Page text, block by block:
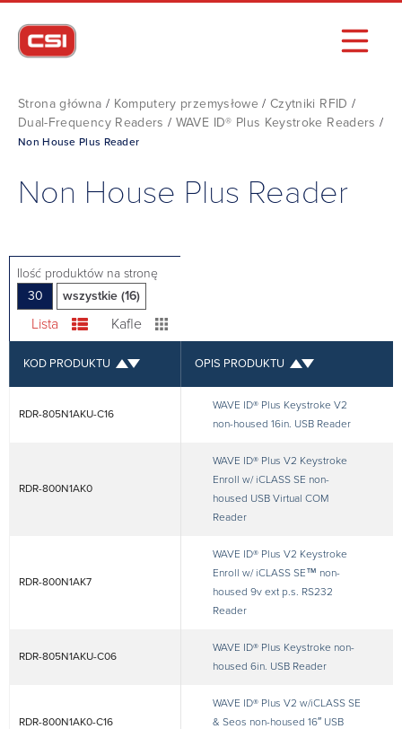
Strona główna / Komputery przemysłowe /Czytniki RFID /
Dual-Frequency Readers / WAVE ID® Plus Keystroke Readers /
Non House Plus Reader
Non House Plus Reader
Ilość produktów na stronę
30
wszystkie (16)
Lista Kafle
KOD PRODUKTU OPIS PRODUKTU
RDR-805N1AKU-C16
WAVE ID® Plus Keystroke V2
non-housed 16in. USB Reader
RDR-800N1AK0
WAVE ID® Plus V2 Keystroke
Enroll w/ iCLASS SE non-
housed USB Virtual COM
Reader
RDR-800N1AK7
WAVE ID® Plus V2 Keystroke
Enroll w/ iCLASS SE™ non-
housed 9v ext p.s. RS232
Reader
RDR-805N1AKU-C06
WAVE ID® Plus Keystroke non-
housed 6in. USB Reader
RDR-800N1AK0-C16
WAVE ID® Plus V2 w/iCLASS SE
& Seos non-housed 16″ USB